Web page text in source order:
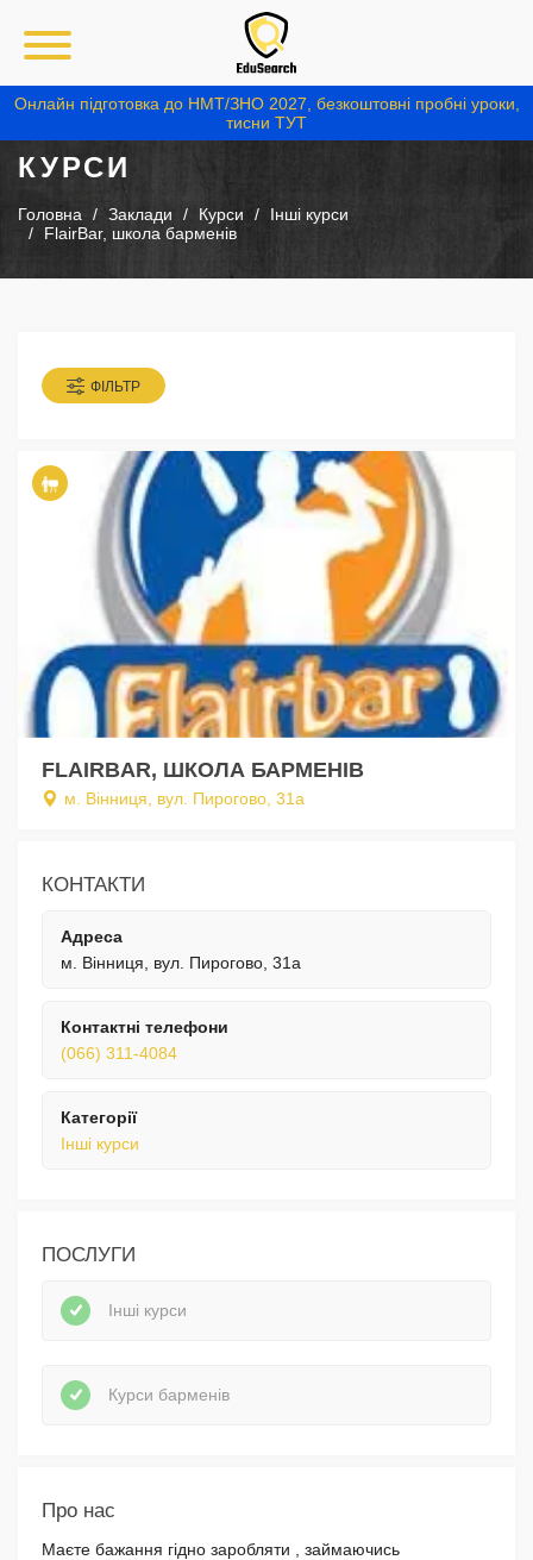
Онлайн підготовка до НМТ/ЗНО 2027, безкоштовні пробні уроки,
тисни ТУТ
КУРСИ
Головна Заклади Курси
Інші курси
FlairBar, школа барменів
ФІЛЬТР
FLAIRBAR, ШКОЛА БАРМЕНІВ
м. Вінниця, вул. Пирогово, 31а
КОНТАКТИ
Адреса
м. Вінниця, вул. Пирогово, 31а
Контактні телефони
(066) 311-4084
Категорії
Інші курси
ПОСЛУГИ
Інші курси
Курси барменів
Про нас
Маєте бажання гідно заробляти , займаючись